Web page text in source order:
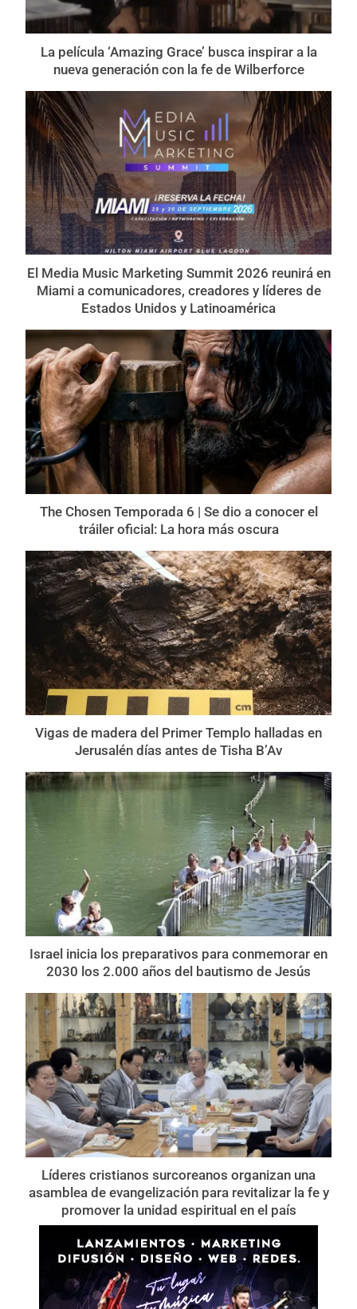
La película ‘Amazing Grace’ busca inspirar a la
nueva generación con la fe de Wilberforce
El Media Music Marketing Summit 2026 reunirá en
Miami a comunicadores, creadores y líderes de
Estados Unidos y Latinoamérica
The Chosen Temporada 6 | Se dio a conocer el
tráiler oficial: La hora más oscura
Vigas de madera del Primer Templo halladas en
Jerusalén días antes de Tisha B’Av
Israel inicia los preparativos para conmemorar en
2030 los 2.000 años del bautismo de Jesús
Líderes cristianos surcoreanos organizan una
asamblea de evangelización para revitalizar la fe y
promover la unidad espiritual en el país